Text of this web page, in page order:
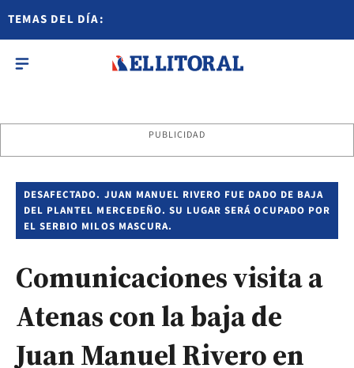
TEMAS DEL DÍA:
PUBLICIDAD
DESAFECTADO. JUAN MANUEL RIVERO FUE DADO DE BAJA
DEL PLANTEL MERCEDEÑO. SU LUGAR SERÁ OCUPADO POR
EL SERBIO MILOS MASCURA.
Comunicaciones visita a
Atenas con la baja de
Juan Manuel Rivero en